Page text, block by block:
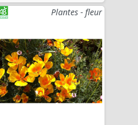
Plantes - fleur